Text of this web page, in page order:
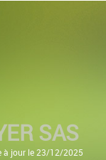
SAS
à jour le 23/12/2025